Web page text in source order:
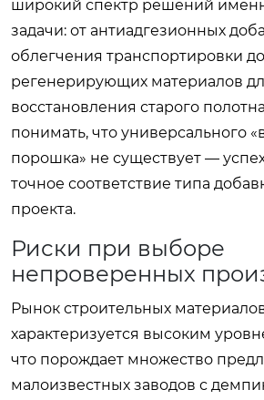
широкий спектр решений
задачи: от антиадгезионных
облегчения транспортировки до
регенерирующих материалов
восстановления старого
понимать, что универсального
порошка» не существует —
точное соответствие типа
проекта.
Риски при выборе
непроверенных
Рынок строительных
характеризуется высоким
что порождает множество
малоизвестных заводов с